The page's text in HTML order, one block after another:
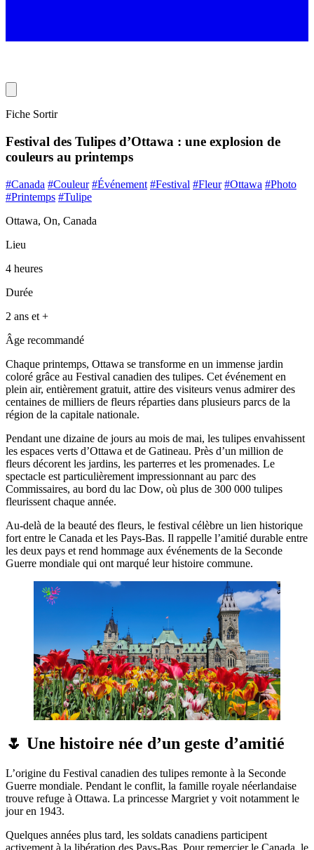
Fiche Sortir
Festival des Tulipes d’Ottawa : une explosion de
couleurs au printemps
#Canada #Couleur #Événement #Festival #Fleur #Ottawa #Photo
#Printemps #Tulipe
Ottawa, On, Canada
Lieu
4 heures
Durée
2 ans et +
Âge recommandé
Chaque printemps, Ottawa se transforme en un immense jardin
coloré grâce au Festival canadien des tulipes. Cet événement en
plein air, entièrement gratuit, attire des visiteurs venus admirer des
centaines de milliers de fleurs réparties dans plusieurs parcs de la
région de la capitale nationale.
Pendant une dizaine de jours au mois de mai, les tulipes envahissent
les espaces verts d’Ottawa et de Gatineau. Près d’un million de
fleurs décorent les jardins, les parterres et les promenades. Le
spectacle est particulièrement impressionnant au parc des
Commissaires, au bord du lac Dow, où plus de 300 000 tulipes
fleurissent chaque année.
Au-delà de la beauté des fleurs, le festival célèbre un lien historique
fort entre le Canada et les Pays-Bas. Il rappelle l’amitié durable entre
les deux pays et rend hommage aux événements de la Seconde
Guerre mondiale qui ont marqué leur histoire commune.
🌷 Une histoire née d’un geste d’amitié
L’origine du Festival canadien des tulipes remonte à la Seconde
Guerre mondiale. Pendant le conflit, la famille royale néerlandaise
trouve refuge à Ottawa. La princesse Margriet y voit notamment le
jour en 1943.
Quelques années plus tard, les soldats canadiens participent
activement à la libération des Pays-Bas. Pour remercier le Canada, le